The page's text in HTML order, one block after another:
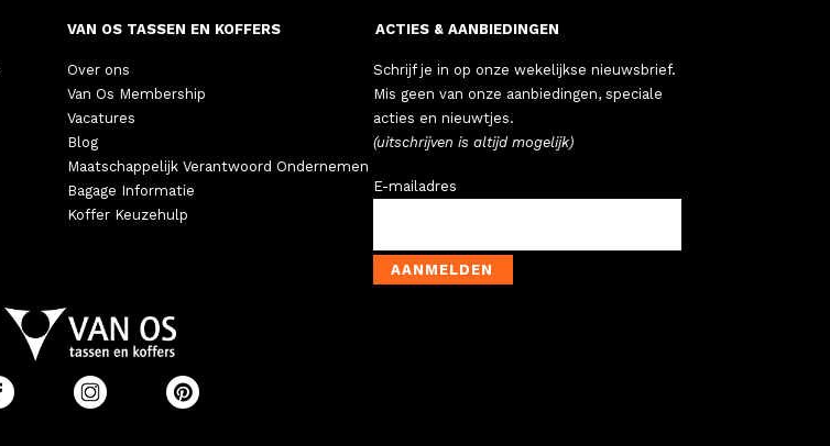
VAN OS TASSEN EN KOFFERS
Over ons
Van Os Membership
Vacatures
Blog
Maatschappelijk Verantwoord Ondernemen
Bagage Informatie
Koffer Keuzehulp
ACTIES & AANBIEDINGEN
Schrijf je in op onze wekelijkse nieuwsbrief.
Mis geen van onze aanbiedingen, speciale
acties en nieuwtjes.
(uitschrijven is altijd mogelijk)
E-mailadres
AANMELDEN